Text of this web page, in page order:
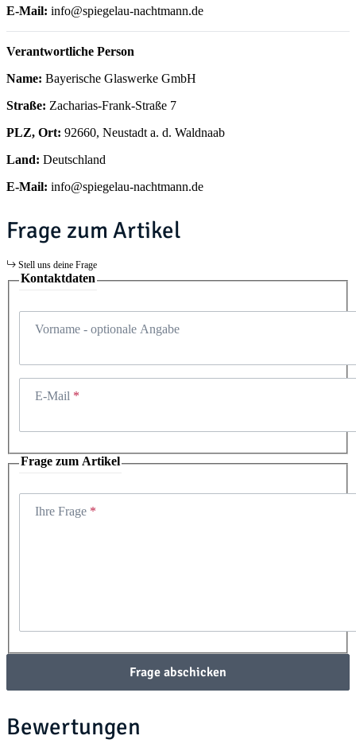
E-Mail: info@spiegelau-nachtmann.de
Verantwortliche Person
Name: Bayerische Glaswerke GmbH
Straße: Zacharias-Frank-Straße 7
PLZ, Ort: 92660, Neustadt a. d. Waldnaab
Land: Deutschland
E-Mail: info@spiegelau-nachtmann.de
Frage zum Artikel
Stell uns deine Frage
Kontaktdaten
Vorname - optionale Angabe
E-Mail
Frage zum Artikel
Ihre Frage
Frage abschicken
Bewertungen